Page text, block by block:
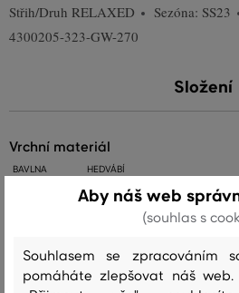
Střih/Druh RELAXED Sezóna: SS23
4300205-323-GW-270
Složení
vrchní materiál
BAVLNA HEDVÁBÍ
30 %
Péče
Aby náš web
(souhlas s
Souhlasem se zpracováním
pomáháte zlepšovat náš